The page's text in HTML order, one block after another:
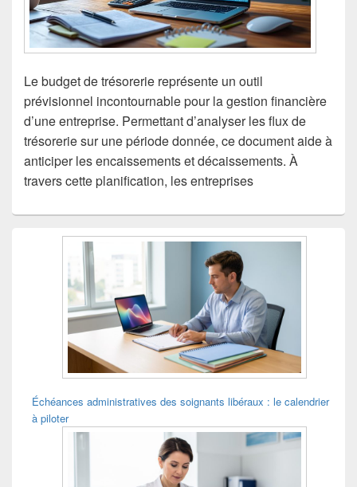
Le budget de trésorerie représente un outil
prévisionnel incontournable pour la gestion financière
d’une entreprise. Permettant d’analyser les flux de
trésorerie sur une période donnée, ce document aide à
anticiper les encaissements et décaissements. À
travers cette planification, les entreprises
Échéances administratives des soignants libéraux : le calendrier
à piloter